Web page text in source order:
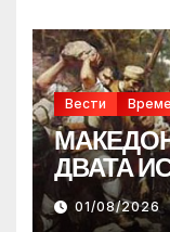
Вести
ДВАТА
01/08/2026